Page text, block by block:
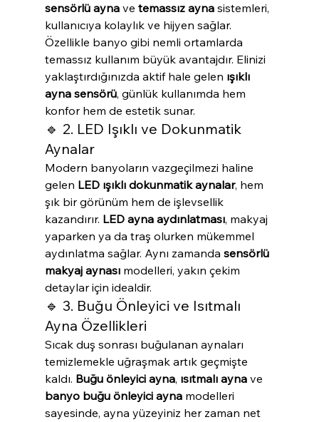
sensörlü ayna ve temassız ayna sistemleri,
kullanıcıya kolaylık ve hijyen sağlar.
Özellikle banyo gibi nemli ortamlarda
temassız kullanım büyük avantajdır. Elinizi
yaklaştırdığınızda aktif hale gelen ışıklı
ayna sensörü, günlük kullanımda hem
konfor hem de estetik sunar.
🔹 2. LED Işıklı ve Dokunmatik
Aynalar
Modern banyoların vazgeçilmezi haline
gelen LED ışıklı dokunmatik aynalar, hem
şık bir görünüm hem de işlevsellik
kazandırır. LED ayna aydınlatması, makyaj
yaparken ya da traş olurken mükemmel
aydınlatma sağlar. Aynı zamanda sensörlü
makyaj aynası modelleri, yakın çekim
detaylar için idealdir.
🔹 3. Buğu Önleyici ve Isıtmalı
Ayna Özellikleri
Sıcak duş sonrası buğulanan aynaları
temizlemekle uğraşmak artık geçmişte
kaldı. Buğu önleyici ayna, ısıtmalı ayna ve
banyo buğu önleyici ayna modelleri
sayesinde, ayna yüzeyiniz her zaman net